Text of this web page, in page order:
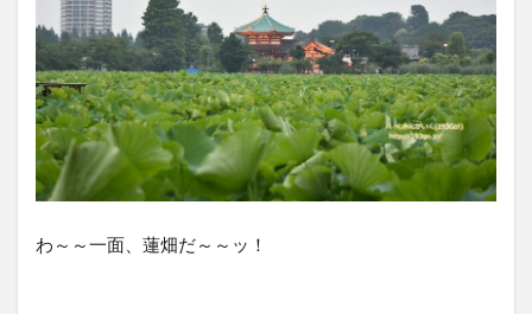
わ～～一面、蓮畑だ～～ッ！